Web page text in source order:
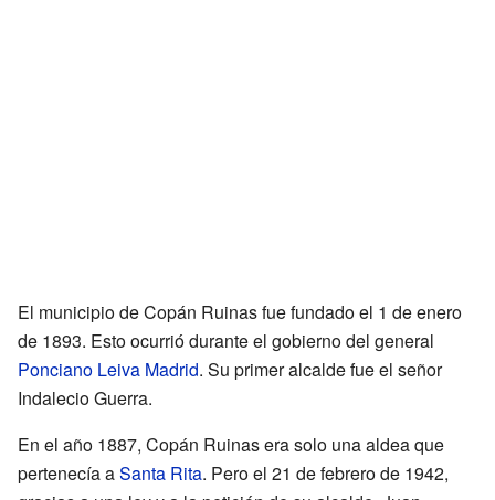
El municipio de Copán Ruinas fue fundado el 1 de enero
de 1893. Esto ocurrió durante el gobierno del general
Ponciano Leiva Madrid. Su primer alcalde fue el señor
Indalecio Guerra.
En el año 1887, Copán Ruinas era solo una aldea que
pertenecía aSanta Rita. Pero el 21 de febrero de 1942,